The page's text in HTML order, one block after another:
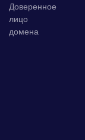
Доверенное
лицо
домена